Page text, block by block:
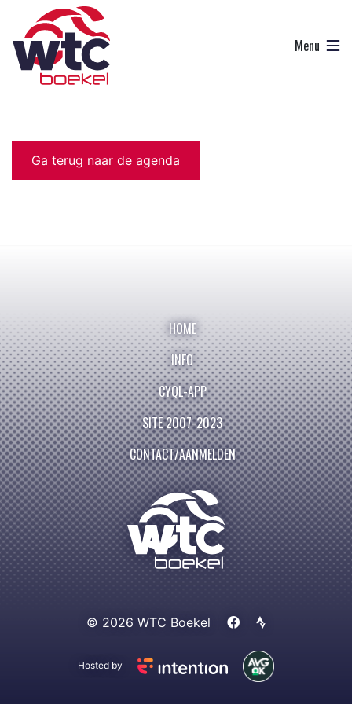
Ga terug naar de agenda
HOME
INFO
CYQL-APP
SITE 2007-2023
CONTACT/AANMELDEN
© 2026 WTC Boekel
Hosted by